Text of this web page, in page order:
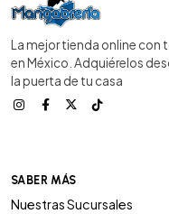
La mejor tienda online
en México. Adquiérelos
la puerta de tu casa
SABER MÁS
Nuestras Sucursales